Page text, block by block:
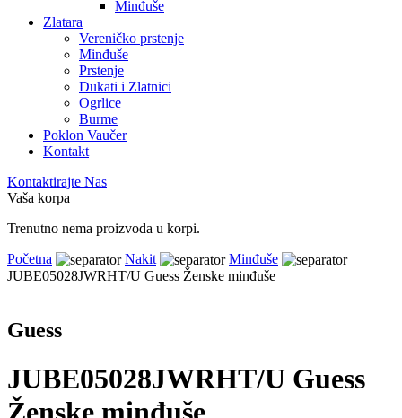
Minđuše
Zlatara
Vereničko prstenje
Minđuše
Prstenje
Dukati i Zlatnici
Ogrlice
Burme
Poklon Vaučer
Kontakt
Kontaktirajte Nas
Vaša korpa
Trenutno nema proizvoda u korpi.
Početna
Nakit
Minđuše
JUBE05028JWRHT/U Guess Ženske minđuše
Guess
JUBE05028JWRHT/U Guess
Ženske minđuše